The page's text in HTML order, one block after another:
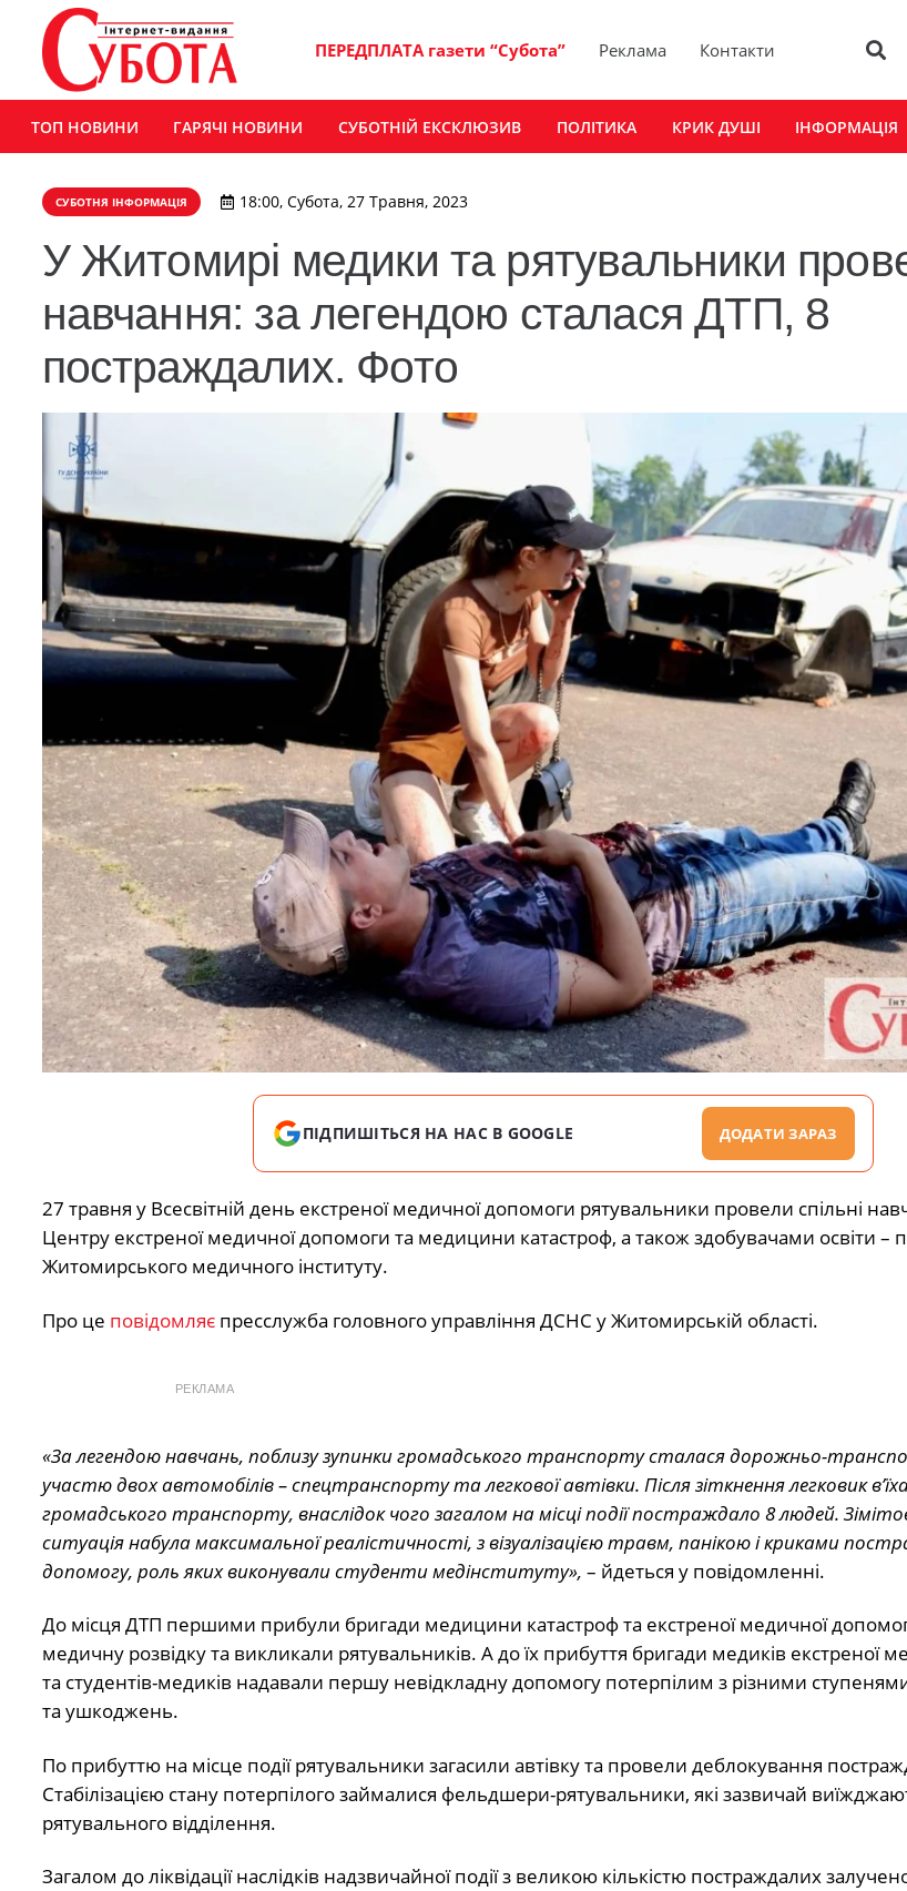
ПЕРЕДПЛАТА газети “Субота” Реклама Контакти
ТОП НОВИНИ ГАРЯЧІ НОВИНИ СУБОТНІЙ ЕКСКЛЮЗИВ ПОЛІТИКА КРИК ДУШІ ІНФОРМАЦІЯ
СУБОТНЯ ІНФОРМАЦІЯ 18:00, Субота, 27 Травня, 2023
У Житомирі медики та рятувальники
навчання: за легендою сталася ДТП, 8
постраждалих. Фото
ПІДПИШІТЬСЯ НА НАС В GOOGLE ДОДАТИ ЗАРАЗ
27 травня у Всесвітній день екстреної медичної допомоги рятувальники провели спільні
Центру екстреної медичної допомоги та медицини катастроф, а також здобувачами освіти –
Житомирського медичного інституту.
Про це повідомляєпресслужба головного управління ДСНС у Житомирській області.
РЕКЛАМА
«За легендою навчань, поблизу зупинки громадського транспорту сталася дорожньо-
участю двох автомобілів – спецтранспорту та легкової автівки. Після зіткнення легковик
громадського транспорту, внаслідок чого загалом на місці події постраждало 8 людей.
ситуація набула максимальної реалістичності, з візуалізацією травм, панікою і криками
допомогу, роль яких виконували студенти медінституту», – йдеться у повідомленні.
До місця ДТП першими прибули бригади медицини катастроф та екстреної медичної
медичну розвідку та викликали рятувальників. А до їх прибуття бригади медиків екстреної
та студентів-медиків надавали першу невідкладну допомогу потерпілим з різними
та ушкоджень.
По прибуттю на місце події рятувальники загасили автівку та провели деблокування
Стабілізацією стану потерпілого займалися фельдшери-рятувальники, які зазвичай
рятувального відділення.
Загалом до ліквідації наслідків надзвичайної події з великою кількістю постраждалих